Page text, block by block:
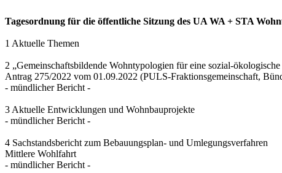
Tagesordnung für die öffentliche Sitzung des UA WA + STA
1 Aktuelle Themen
2 „Gemeinschaftsbildende Wohntypologien für eine sozial-
Antrag 275/2022 vom 01.09.2022 (PULS-Fraktionsgemeinschaft,
- mündlicher Bericht -
3 Aktuelle Entwicklungen und Wohnbauprojekte
- mündlicher Bericht -
4 Sachstandsbericht zum Bebauungsplan- und Umlegungsverfahren
Mittlere Wohlfahrt
- mündlicher Bericht -